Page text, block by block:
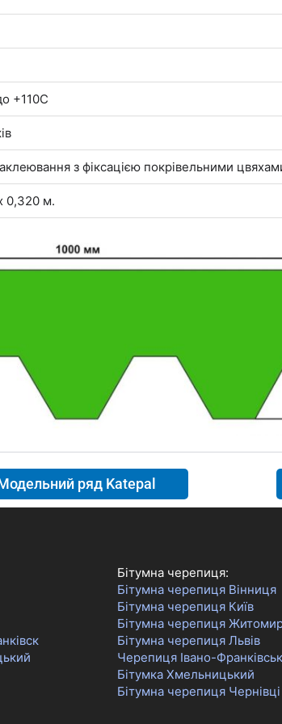
+110С
з фіксацією покрівельними
0,320 м.
ряд Katepal
Бітумна черепиця:
Бітумна черепиця Вінниця
Бітумна черепиця Київ
Бітумна черепиця
Бітумна черепиця Львів
Черепиця Івано-Франківськ
Бітумка Хмельницький
Бітумна черепиця Чернівці